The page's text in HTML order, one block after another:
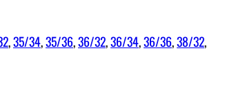
,35/34,35/36,36/32,36/34,36/36,38/32,